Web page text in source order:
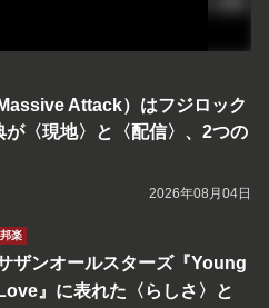
Attack）はフジロック
〈現地〉と〈配信〉、2つの
2026年08月04日
邦楽
ザンオールスターズ『Young
Love』に表れた〈らしさ〉と